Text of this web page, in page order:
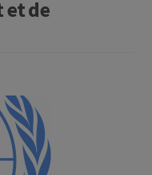
et de